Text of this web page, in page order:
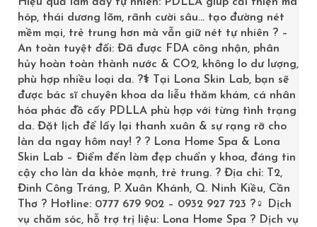
Massage Cream đang có mặt tạiLona Home Spa. Chị
em có thể đến trực tiếp nhà Lona hoặc đặt sản phẩm
trên website online nhé.
hóp, thái dương lõm, rãnh cười sâu… tạo đường nét
mềm mại, trẻ trung hơn mà vẫn giữ nét tự nhiên ? –
An toàn tuyệt đối: Đã được FDA công nhận, phân
hủy hoàn toàn thành nước & CO2, không lo dư lượng,
phù hợp nhiều loại da. ?‍⚕️ Tại Lona Skin Lab, bạn sẽ
được bác sĩ chuyên khoa da liễu thăm khám, cá nhân
hóa phác đồ cấy PDLLA phù hợp với từng tình trạng
da. Đặt lịch để lấy lại thanh xuân & sự rạng rỡ cho
làn da ngay hôm nay! ? ? Lona Home Spa & Lona
Skin Lab – Điểm đến làm đẹp chuẩn y khoa, đáng tin
cậy cho làn da khỏe mạnh, trẻ trung. ? Địa chỉ: T2,
Đinh Công Tráng, P. Xuân Khánh, Q. Ninh Kiều, Cần
Thơ ? Hotline: 0777 679 902 – 0932 927 723 ?‍♀️ Dịch
vụ chăm sóc, hỗ trợ trị liệu: Lona Home Spa ? Dịch vụ